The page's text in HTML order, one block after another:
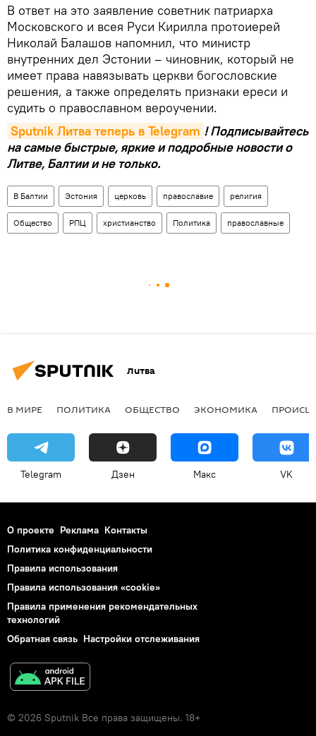
В ответ на это заявление советник патриарха
Московского и всея Руси Кирилла протоиерей
Николай Балашов напомнил, что министр
внутренних дел Эстонии – чиновник, который не
имеет права навязывать церкви богословские
решения, а также определять признаки ереси и
судить о православном вероучении.
Sputnik Литва теперь в Telegram ! Подписывайтесь
на самые быстрые, яркие и подробные новости о
Литве, Балтии и не только.
В Балтии Эстония церковь православие религия
Общество РПЦ христианство Политика православные
Литва
В МИРЕ ПОЛИТИКА ОБЩЕСТВО ЭКОНОМИКА
Telegram Дзен Макс VK
О проекте Реклама Контакты
Политика конфиденциальности
Правила использования
Правила использования «cookie»
Правила применения рекомендательных
технологий
Обратная связь Настройки отслеживания
© 2026 Sputnik Все права защищены. 18+